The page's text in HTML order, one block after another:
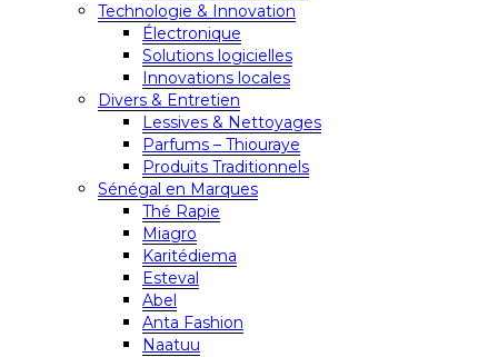
Technologie & Innovation
Électronique
Solutions logicielles
Innovations locales
Divers & Entretien
Lessives & Nettoyages
Parfums – Thiouraye
Produits Traditionnels
Sénégal en Marques
Thé Rapie
Miagro
Karitédiema
Esteval
Abel
Anta Fashion
Naatuu